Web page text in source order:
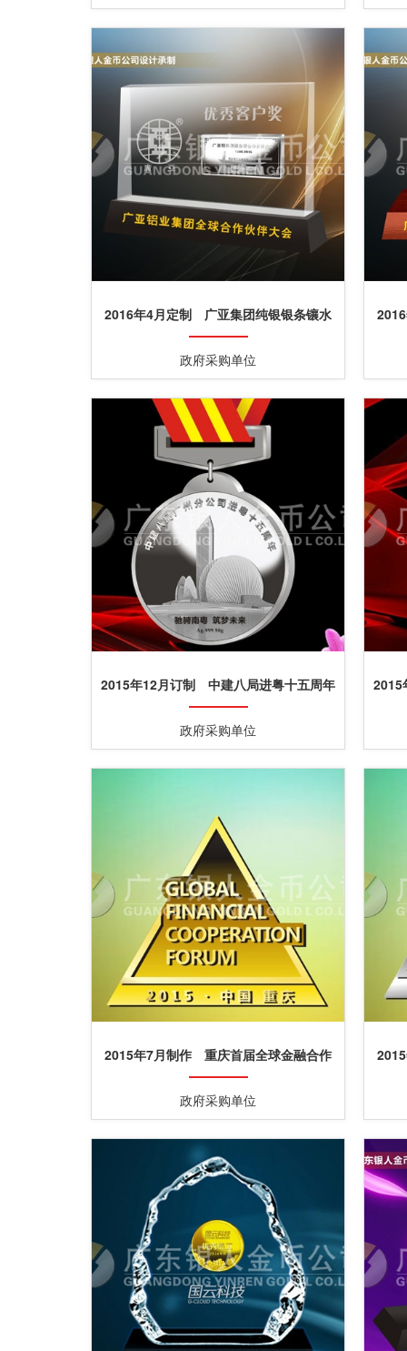
2016年4月定制 广亚集团纯银银条镶水
晶摆件加工定制
政府采购单位
2015年12月订制 中建八局进粤十五周年
银质奖章订制
政府采购单位
2015
2015年7月制作 重庆首届全球金融合作
论坛纯金纪念徽章制作
政府采购单位